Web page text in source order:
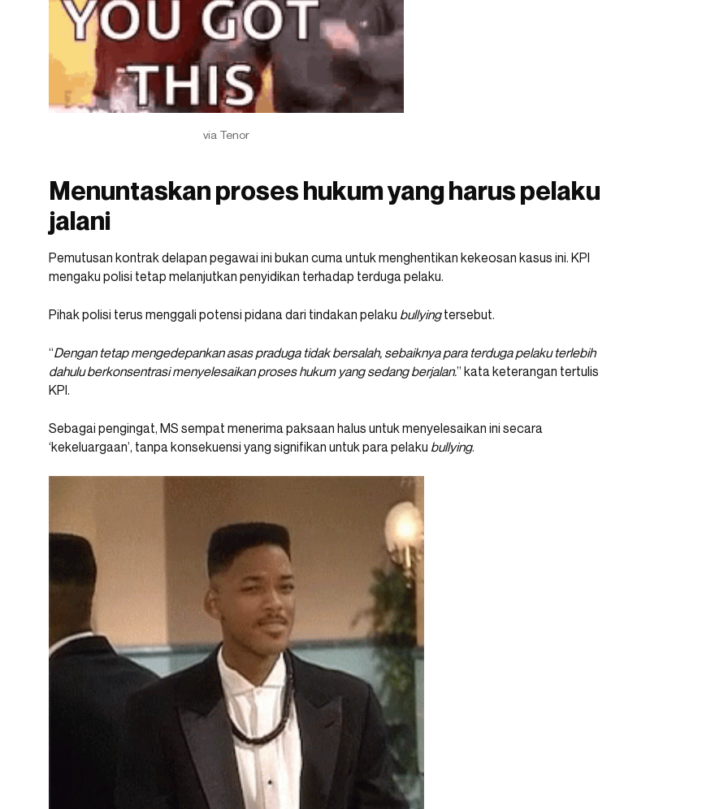
via Tenor
Menuntaskan proses hukum yang harus pelaku
jalani
Pemutusan kontrak delapan pegawai ini bukan cuma untuk menghentikan kekeosan kasus ini. KPI
mengaku polisi tetap melanjutkan penyidikan terhadap terduga pelaku.
Pihak polisi terus menggali potensi pidana dari tindakan pelaku bullyingtersebut.
“Dengan tetap mengedepankan asas praduga tidak bersalah, sebaiknya para terduga pelaku terlebih
dahulu berkonsentrasi menyelesaikan proses hukum yang sedang berjalan.” kata keterangan tertulis
KPI.
Sebagai pengingat, MS sempat menerima paksaan halus untuk menyelesaikan ini secara
‘kekeluargaan’, tanpa konsekuensi yang signifikan untuk para pelaku bullying.